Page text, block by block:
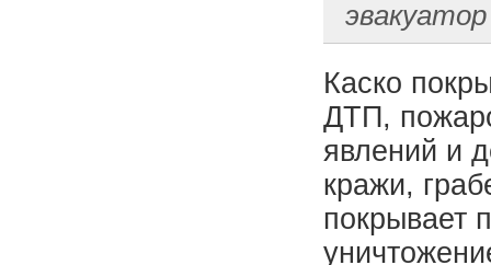
Каско
ДТП,
явлений и
кражи,
покрывает